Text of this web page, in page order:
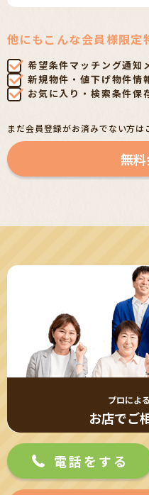
他にもこんな会員様限定
希望条件マッチング通知
新規物件・値下げ物件情
お気に入り・検索条件保
まだ会員登録がお済みでない方は
無
プロによ
お店でご
電話をする